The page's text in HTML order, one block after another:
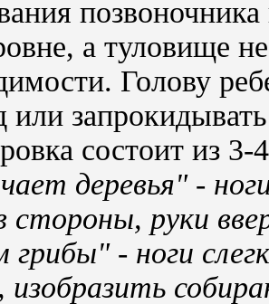
а туловище
Голову
или
состоит из
деревья" -
стороны, руки
грибы" - ноги